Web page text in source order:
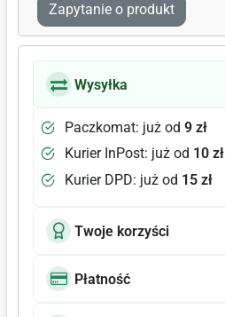
Zapytanie o produkt
Wysyłka
Paczkomat: już od 9 zł
Kurier InPost: już od 10 zł
Kurier DPD: już od 15 zł
Twoje korzyści
Płatność